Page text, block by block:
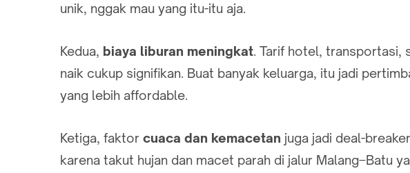
unik, nggak mau yang itu-itu aja.
Kedua, biaya liburan meningkat. Tarif hotel, transportasi,
naik cukup signifikan. Buat banyak keluarga, itu jadi
yang lebih affordable.
Ketiga, faktor cuaca dan kemacetan juga jadi deal-
karena takut hujan dan macet parah di jalur Malang–Batu